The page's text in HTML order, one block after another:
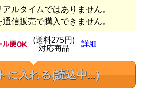
ルタイムではありません。
信販売で購入できません。
(送料275円)
対応商品 詳細
に入れる(読込中...)